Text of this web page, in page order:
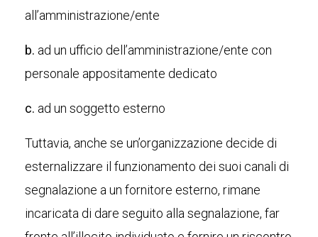
all’amministrazione/ente
b. ad un ufficio dell’amministrazione/ente con
personale appositamente dedicato
c. ad un soggetto esterno
Tuttavia, anche se un’organizzazione decide di
esternalizzare il funzionamento dei suoi canali di
segnalazione a un fornitore esterno, rimane
incaricata di dare seguito alla segnalazione, far